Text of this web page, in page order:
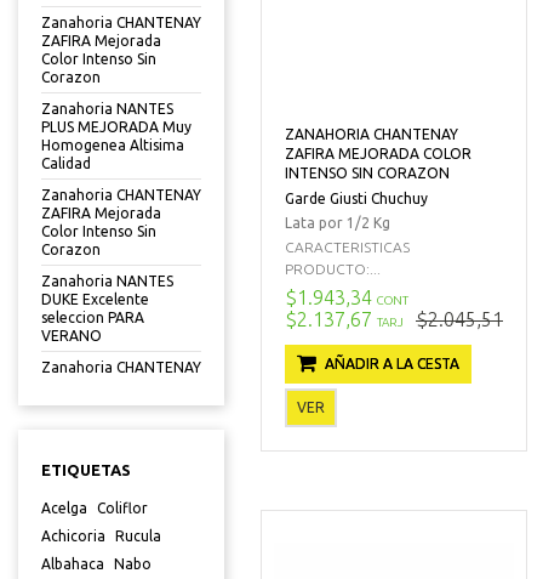
Zanahoria CHANTENAY
ZAFIRA Mejorada
Color Intenso Sin
Corazon
Zanahoria NANTES
PLUS MEJORADA Muy
Homogenea Altisima
Calidad
Zanahoria CHANTENAY
ZAFIRA Mejorada
Color Intenso Sin
Corazon
Zanahoria NANTES
DUKE Excelente
seleccion PARA
VERANO
Zanahoria CHANTENAY
ETIQUETAS
Acelga
Coliflor
Achicoria
Rucula
Albahaca
Nabo
ZANAHORIA CHANTENAY
ZAFIRA MEJORADA COLOR
INTENSO SIN CORAZON
Garde Giusti Chuchuy
Lata por 1/2 Kg
CARACTERISTICAS
PRODUCTO:...
$1.943,34 CONT
$2.137,67 TARJ $2.045,51
AÑADIR A LA CESTA
VER